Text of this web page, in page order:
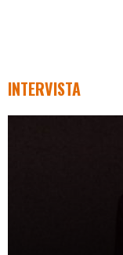
INTERVISTA